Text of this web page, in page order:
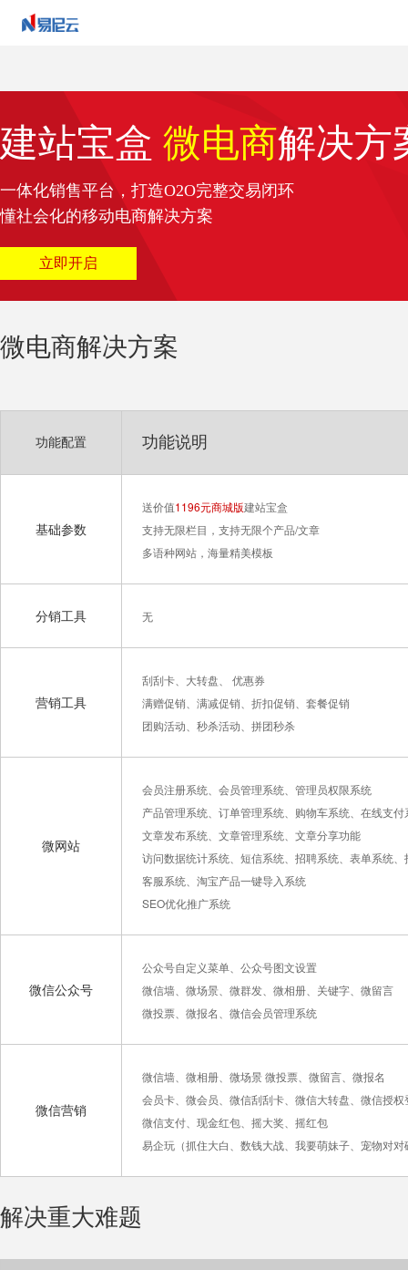
建站宝盒 微电商解决方
一体化销售平台，打造O2O完整交易闭环
懂社会化的移动电商解决方案
立即开启
微电商解决方案
功能配置 功能说明
基础参数
送价值1196元商城版建站宝盒
支持无限栏目，支持无限个产品/文章
多语种网站，海量精美模板
分销工具 无
营销工具
刮刮卡、大转盘、 优惠券
满赠促销、满减促销、折扣促销、套餐促销
团购活动、秒杀活动、拼团秒杀
微网站
会员注册系统、会员管理系统、管理员权限系统
产品管理系统、订单管理系统、购物车系统、在线支付
文章发布系统、文章管理系统、文章分享功能
访问数据统计系统、短信系统、招聘系统、表单系统
客服系统、淘宝产品一键导入系统
SEO优化推广系统
微信公众号
公众号自定义菜单、公众号图文设置
微信墙、微场景、微群发、微相册、关键字、微留言
微投票、微报名、微信会员管理系统
微信营销
微信墙、微相册、微场景 微投票、微留言、微报名
会员卡、微会员、微信刮刮卡、微信大转盘、微信授权
微信支付、现金红包、摇大奖、摇红包
易企玩（抓住大白、数钱大战、我要萌妹子、宠物对对
解决重大难题